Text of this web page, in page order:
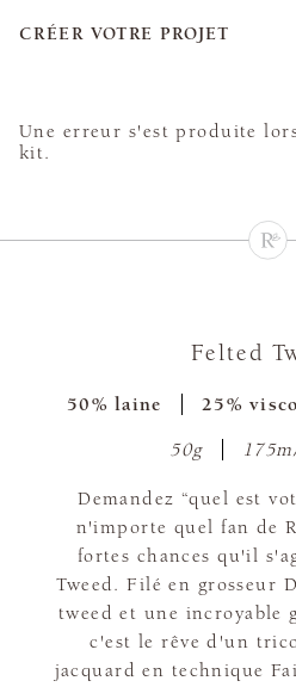
CRÉER VOTRE PROJET
Une erreur s'est produite
kit.
Felted
50% laine 25%
50g
Demandez “quel est
n'importe quel fan de
fortes chances qu'il
Tweed. Filé en grosseur
tweed et une incroyable
c'est le rêve d'un
jacquard en technique